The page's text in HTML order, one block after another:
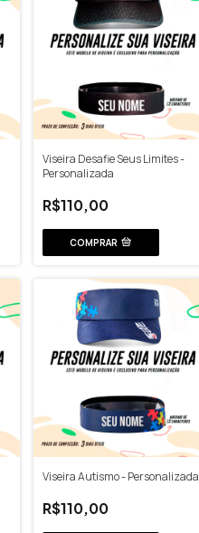
Viseira Desafie Seus Limites -
Personalizada
R$110,00
COMPRAR
Viseira Autismo - Personalizada
R$110,00